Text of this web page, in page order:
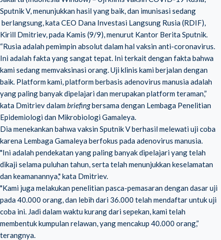
Sputnik V, menunjukkan hasil yang baik, dan imunisasi sedang
berlangsung, kata CEO Dana Investasi Langsung Rusia (RDIF),
Kirill Dmitriev, pada Kamis (9/9), menurut Kantor Berita Sputnik.
“Rusia adalah pemimpin absolut dalam hal vaksin anti-coronavirus.
Ini adalah fakta yang sangat tepat. Ini terkait dengan fakta bahwa
kami sedang memvaksinasi orang. Uji klinis kami berjalan dengan
baik. Platform kami, platform berbasis adenovirus manusia adalah
yang paling banyak dipelajari dan merupakan platform teraman,”
kata Dmitriev dalambriefingbersama dengan Lembaga Penelitian
Epidemiologi dan Mikrobiologi Gamaleya.
Dia menekankan bahwa vaksin Sputnik V berhasil melewati uji coba
karena Lembaga Gamaleya berfokus pada adenovirus manusia.
"Ini adalah pendekatan yang paling banyak dipelajari yang telah
dikaji selama puluhan tahun, serta telah menunjukkan keselamatan
dan keamanannya," kata Dmitriev.
"Kami juga melakukan penelitian pasca-pemasaran dengan dasar uji
pada 40.000 orang, dan lebih dari 36.000 telah mendaftar untuk uji
coba ini. Jadi dalam waktu kurang dari sepekan, kami telah
membentuk kumpulan relawan, yang mencakup 40.000 orang,”
terangnya.